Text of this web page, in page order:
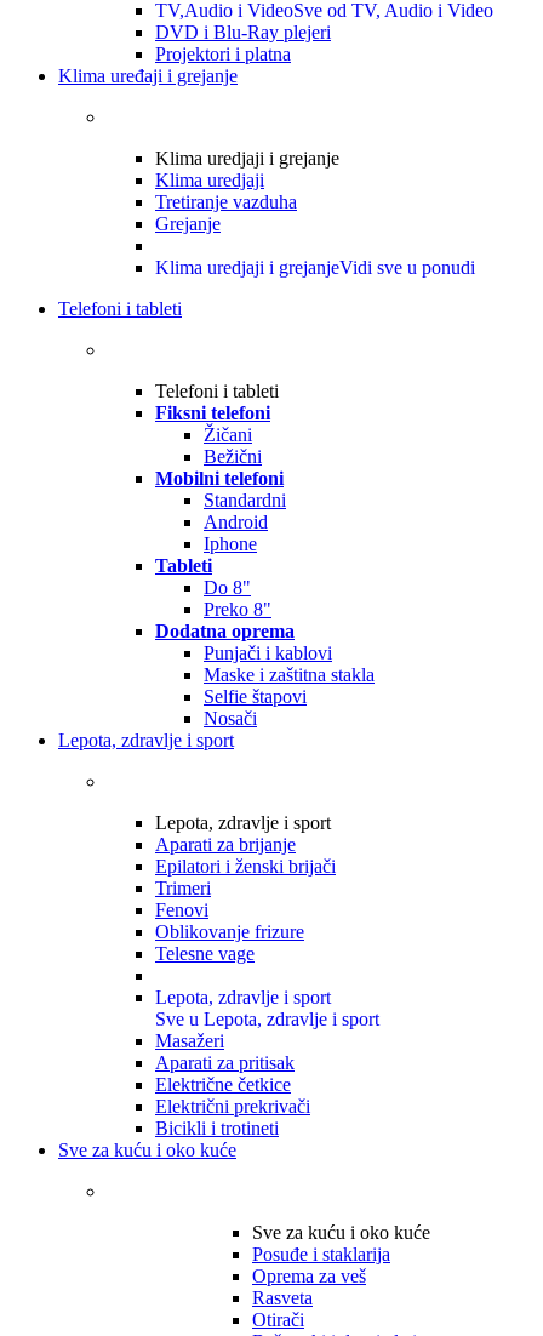
TV,Audio i VideoSve od TV, Audio i Video
DVD i Blu-Ray plejeri
Projektori i platna
Klima uređaji i grejanje
Klima uredjaji i grejanje
Klima uredjaji
Tretiranje vazduha
Grejanje
Klima uredjaji i grejanjeVidi sve u ponudi
Telefoni i tableti
Telefoni i tableti
Fiksni telefoni
Žičani
Bežični
Mobilni telefoni
Standardni
Android
Iphone
Tableti
Do 8"
Preko 8"
Dodatna oprema
Punjači i kablovi
Maske i zaštitna stakla
Selfie štapovi
Nosači
Lepota, zdravlje i sport
Lepota, zdravlje i sport
Aparati za brijanje
Epilatori i ženski brijači
Trimeri
Fenovi
Oblikovanje frizure
Telesne vage
Lepota, zdravlje i sport
Sve u Lepota, zdravlje i sport
Masažeri
Aparati za pritisak
Električne četkice
Električni prekrivači
Bicikli i trotineti
Sve za kuću i oko kuće
Sve za kuću i oko kuće
Posuđe i staklarija
Oprema za veš
Rasveta
Otirači